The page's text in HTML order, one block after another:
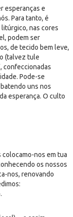
esperanças e
Para tanto, é
nas cores
podem ser
de tecido bem leve,
(talvez tule
confeccionadas
Pode-se
uns nos
esperança. O culto
nos em tua
os nossos
nos, renovando